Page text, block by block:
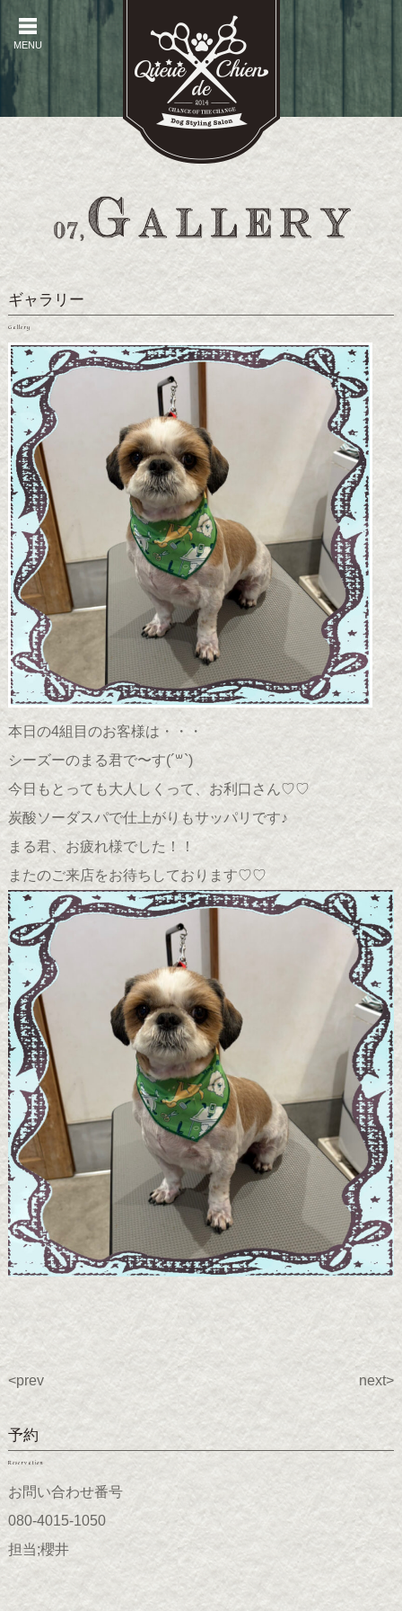
MENU
ギャラリー
Gallery
本日の4組目のお客様は・・・
シーズーのまる君で〜す(´꒳`)
今日もとっても大人しくって、お利口さん♡♡
炭酸ソーダスパで仕上がりもサッパリです♪
まる君、お疲れ様でした！！
またのご来店をお待ちしております♡♡
<prev next>
予約
Reservation
お問い合わせ番号
080-4015-1050
担当;櫻井